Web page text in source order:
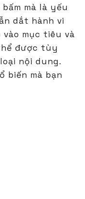
mà là yếu
dắt hành vi
mục tiêu và
được tùy
nội dung.
biến mà bạn